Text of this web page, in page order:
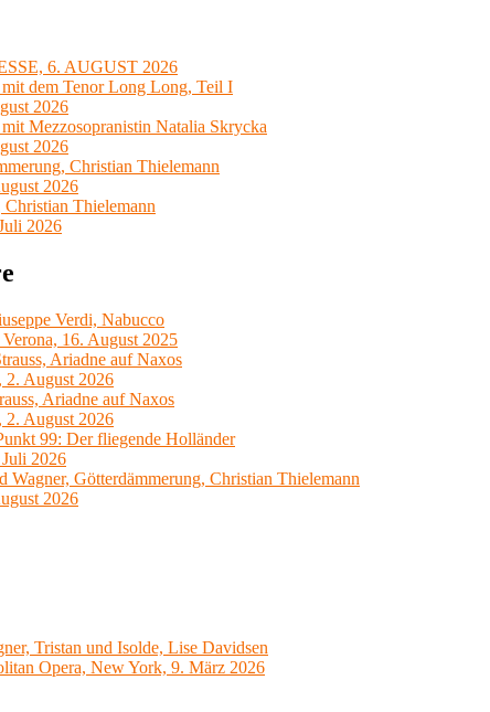
6. AUGUST 2026
dem Tenor Long Long, Teil I
2026
Mezzosopranistin Natalia Skrycka
2026
Christian Thielemann
2026
Thielemann
2026
Verdi, Nabucco
16. August 2025
Ariadne auf Naxos
2. August 2026
Ariadne auf Naxos
2. August 2026
99: Der fliegende Holländer
2026
Wagner, Götterdämmerung, Christian Thielemann
2026
Tristan und Isolde, Lise Davidsen
Opera, New York, 9. März 2026